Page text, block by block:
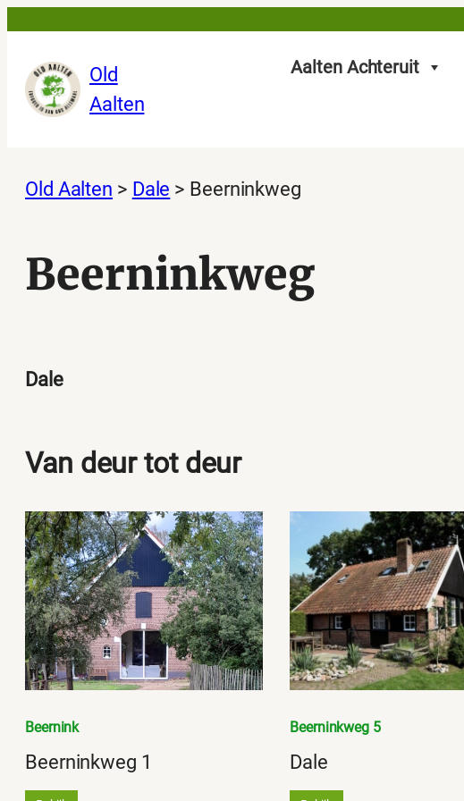
de
inhoud
Old
Aalten
Aalten Achteruit
Old Aalten > Dale > Beerninkweg
Beerninkweg
Dale
Van deur tot deur
Beernink
Beerninkweg 1
Beerninkweg 5
Dale